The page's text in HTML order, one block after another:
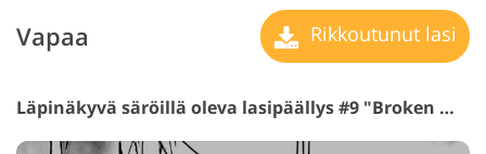
Vapaa Rikkoutunut lasi
Läpinäkyvä säröillä oleva lasipäällys #9 "Broken Mirro"